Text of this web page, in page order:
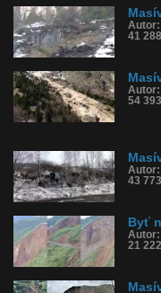
História sledovanosti videa:
41
54
43
Byť
21